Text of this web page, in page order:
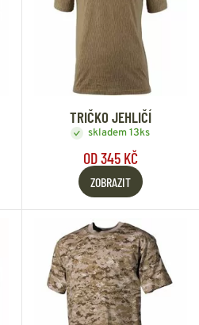
TRIČKO JEHLIČÍ
skladem 13ks
OD 345 KČ
ZOBRAZIT